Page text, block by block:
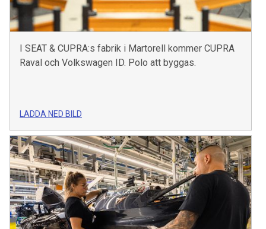
I SEAT & CUPRA:s fabrik i Martorell kommer CUPRA
Raval och Volkswagen ID. Polo att byggas.
LADDA NED BILD